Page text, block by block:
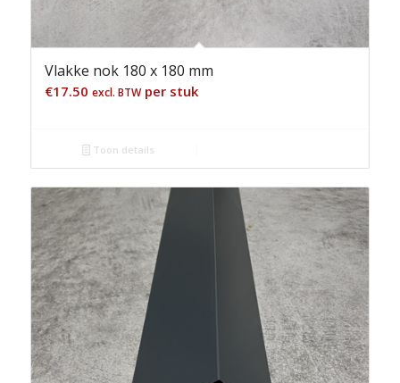
Vlakke nok 180 x 180 mm
€17.50 excl. BTWper stuk
Toon details